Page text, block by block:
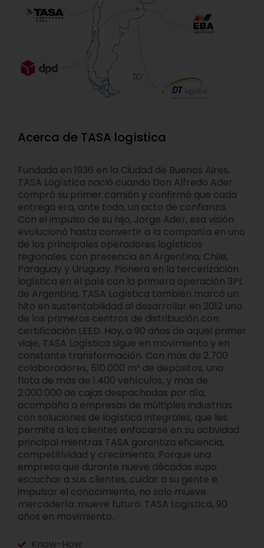
Acerca de TASA logística
Fundada en 1936 en la Ciudad de Buenos Aires,
TASA Logística nació cuando Don Alfredo Ader
compró su primer camión y confirmó que cada
entrega era, ante todo, un acto de confianza.
Con el impulso de su hijo, Jorge Ader, esa visión
evolucionó hasta convertir a la compañía en uno
de los principales operadores logísticos
regionales, con presencia en Argentina, Chile,
Paraguay y Uruguay. Pionera en la tercerización
logística en el país con la primera operación 3PL
de Argentina, TASA Logística también marcó un
hito en sustentabilidad al desarrollar en 2012 uno
de los primeros centros de distribución con
certificación LEED. Hoy, a 90 años de aquel primer
viaje, TASA Logística sigue en movimiento y en
constante transformación. Con más de 2.700
colaboradores, 510.000 m² de depósitos, una
flota de más de 1.400 vehículos, y más de
2.000.000 de cajas despachadas por día,
acompaña a empresas de múltiples industrias
con soluciones de logística integrales, que les
permite a los clientes enfocarse en su actividad
principal mientras TASA garantiza eficiencia,
competitividad y crecimiento. Porque una
empresa que durante nueve décadas supo
escuchar a sus clientes, cuidar a su gente e
impulsar el conocimiento, no solo mueve
mercadería: mueve futuro. TASA Logística, 90
años en movimiento.
Know-How